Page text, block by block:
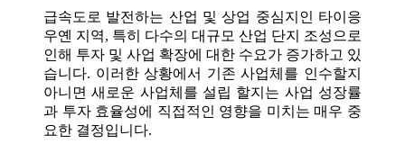
급속도로 발전하는 산업 및 상업 중심지인 타이응
우옌 지역, 특히 다수의 대규모 산업 단지 조성으로
인해 투자 및 사업 확장에 대한 수요가 증가하고 있
습니다. 이러한 상황에서 기존 사업체를 인수할지
아니면 새로운 사업체를 설립 할지는 사업 성장률
과 투자 효율성에 직접적인 영향을 미치는 매우 중
요한 결정입니다.